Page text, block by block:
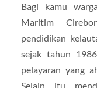
Bagi kamu
Maritim
pendidikan
sejak tahun
pelayaran yang
Selain itu